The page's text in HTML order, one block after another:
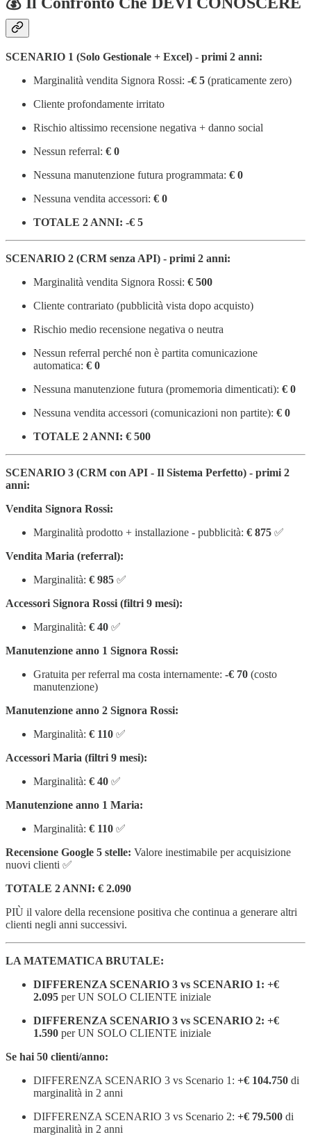
SCENARIO 1 (Solo Gestionale + Excel) - primi 2 anni:
Marginalità vendita Signora Rossi: -€ 5 (praticamente zero)
Cliente profondamente irritato
Rischio altissimo recensione negativa + danno social
Nessun referral: € 0
Nessuna manutenzione futura programmata: € 0
Nessuna vendita accessori: € 0
TOTALE 2 ANNI: -€ 5
SCENARIO 2 (CRM senza API) - primi 2 anni:
Marginalità vendita Signora Rossi: € 500
Cliente contrariato (pubblicità vista dopo acquisto)
Rischio medio recensione negativa o neutra
Nessun referral perché non è partita comunicazione
automatica: € 0
Nessuna manutenzione futura (promemoria dimenticati): € 0
Nessuna vendita accessori (comunicazioni non partite): € 0
TOTALE 2 ANNI: € 500
SCENARIO 3 (CRM con API - Il Sistema Perfetto) - primi 2
anni:
Vendita Signora Rossi:
Marginalità prodotto + installazione - pubblicità: € 875 ✅
Vendita Maria (referral):
Marginalità: € 985 ✅
Accessori Signora Rossi (filtri 9 mesi):
Marginalità: € 40 ✅
Manutenzione anno 1 Signora Rossi:
Gratuita per referral ma costa internamente: -€ 70 (costo
manutenzione)
Manutenzione anno 2 Signora Rossi:
Marginalità: € 110 ✅
Accessori Maria (filtri 9 mesi):
Marginalità: € 40 ✅
Manutenzione anno 1 Maria:
Marginalità: € 110 ✅
Recensione Google 5 stelle: Valore inestimabile per acquisizione
nuovi clienti ✅
TOTALE 2 ANNI: € 2.090
PIÙ il valore della recensione positiva che continua a generare altri
clienti negli anni successivi.
LA MATEMATICA BRUTALE:
DIFFERENZA SCENARIO 3 vs SCENARIO 1: +€
2.095 per UN SOLO CLIENTE iniziale
DIFFERENZA SCENARIO 3 vs SCENARIO 2: +€
1.590 per UN SOLO CLIENTE iniziale
Se hai 50 clienti/anno:
DIFFERENZA SCENARIO 3 vs Scenario 1: +€ 104.750 di
marginalità in 2 anni
DIFFERENZA SCENARIO 3 vs Scenario 2: +€ 79.500 di
marginalità in 2 anni